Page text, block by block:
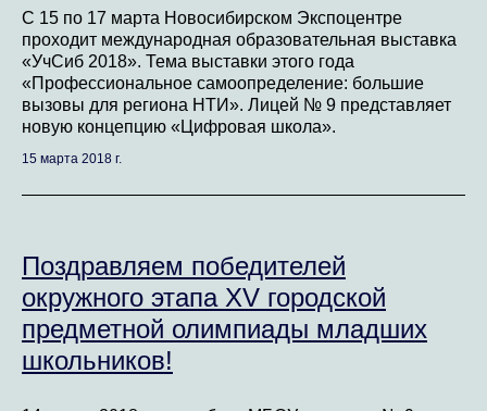
С 15 по 17 марта Новосибирском Экспоцентре
проходит международная образовательная выставка
«УчСиб 2018». Тема выставки этого года
«Профессиональное самоопределение: большие
вызовы для региона НТИ». Лицей № 9 представляет
новую концепцию «Цифровая школа».
15 марта 2018 г.
Поздравляем победителей
окружного этапа XV городской
предметной олимпиады младших
школьников!